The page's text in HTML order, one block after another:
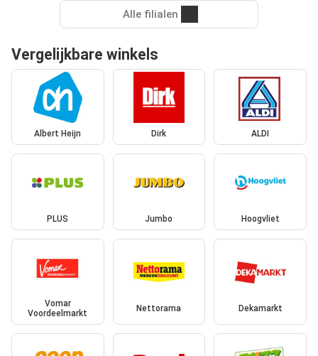
Alle filialen
Vergelijkbare winkels
Albert Heijn Dirk ALDI
PLUS Jumbo Hoogvliet
Vomar
Voordeelmarkt
Nettorama Dekamarkt